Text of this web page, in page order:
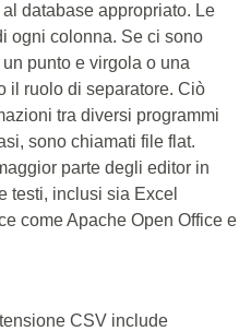
database appropriato. Le
ogni colonna. Se ci sono
punto e virgola o una
il ruolo di separatore. Ciò
tra diversi programmi
sono chiamati file flat.
parte degli editor in
testi, inclusi sia Excel
come Apache Open Office e
CSV include